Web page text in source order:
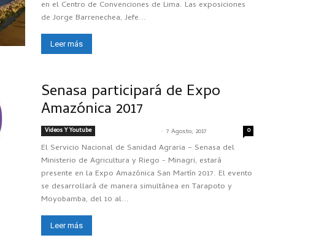
en el Centro de Convenciones de Lima. Las exposiciones
de Jorge Barrenechea, Jefe...
Leer más
Senasa participará de Expo
Amazónica 2017
Videos Y Youtube - 7 Agosto, 2017 0
El Servicio Nacional de Sanidad Agraria – Senasa del
Ministerio de Agricultura y Riego - Minagri, estará
presente en la Expo Amazónica San Martín 2017. El evento
se desarrollará de manera simultánea en Tarapoto y
Moyobamba, del 10 al...
Leer más